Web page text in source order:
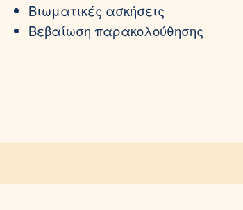
Βιωματικές ασκήσεις
Βεβαίωση παρακολούθησης